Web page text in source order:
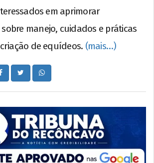
em aprimorar
manejo, cuidados e práticas
de equídeos. (mais…)